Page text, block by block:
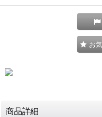
お
商品詳細